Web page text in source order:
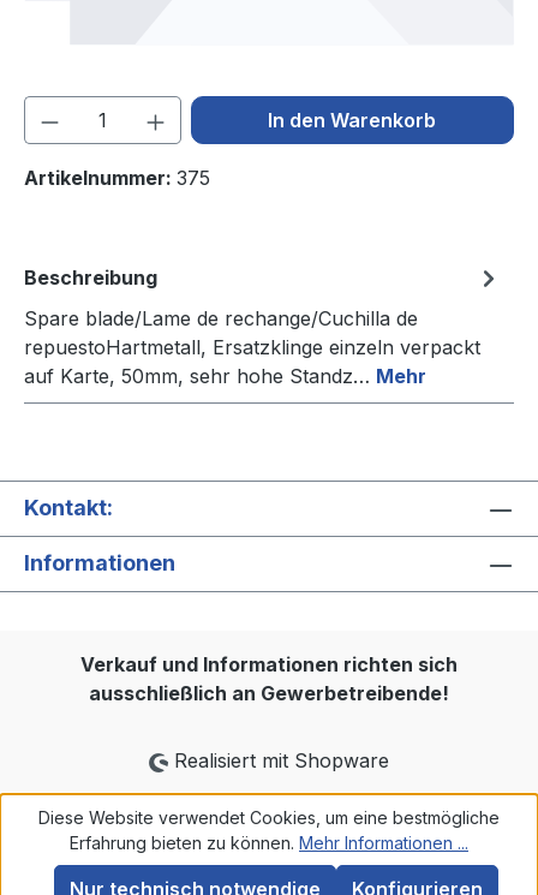
Produkt Anzahl: Gib denIn den Warenkorb
Artikelnummer: 375
Beschreibung
Spare blade/Lame de rechange/Cuchilla de
repuestoHartmetall, Ersatzklinge einzeln verpackt
auf Karte, 50mm, sehr hohe Standz… Mehr
Kontakt:
Informationen
Verkauf und Informationen richten sich
ausschließlich an Gewerbetreibende!
Realisiert mit Shopware
Diese Website verwendet Cookies, um eine bestmögliche
Erfahrung bieten zu können. Mehr Informationen ...
Nur technisch notwendige Konfigurieren